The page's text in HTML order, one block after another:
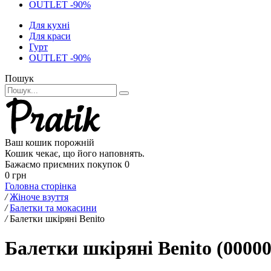
OUTLET -90%
Для кухні
Для краси
Гурт
OUTLET -90%
Пошук
Ваш кошик порожній
Кошик чекає, що його наповнять.
Бажаємо приємних покупок 0
0 грн
Головна сторінка
/ Жіноче взуття
/ Балетки та мокасини
/ Балетки шкіряні Benito
Балетки шкіряні Benito